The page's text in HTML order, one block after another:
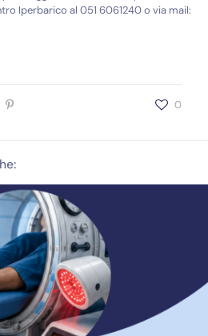
Iperbarico al 051 6061240 o via mail:
0